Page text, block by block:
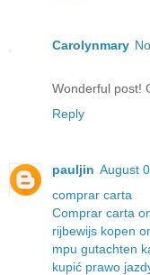
Carolynmary
Wonderful post!
Reply
pauljin August
comprar carta
Comprar carta
rijbewijs kopen
mpu gutachten
kupić prawo